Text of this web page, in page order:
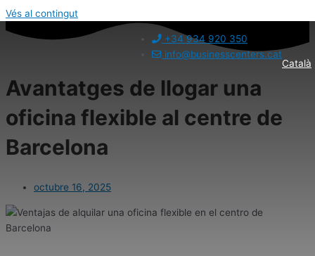
Vés al contingut
+34 934 920 350
info@businesscenters.cat
Català
Avantatges de llogar una
oficina flexible al centre de
Barcelona
octubre 16, 2025